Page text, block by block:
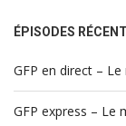
ÉPISODES
GFP en direct –
GFP express – Le